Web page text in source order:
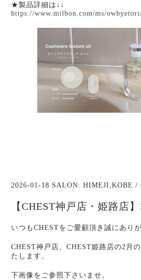
★製品詳細は↓↓
https://www.milbon.com/ms/
2026-01-18 SALON:HIMEJI ,KOBE /
【CHEST神戸店・姫路店
いつもCHESTをご愛顧頂き誠にあり
CHEST神戸店、CHEST姫路店の2月
たします。
下画像をご参照下さいませ。